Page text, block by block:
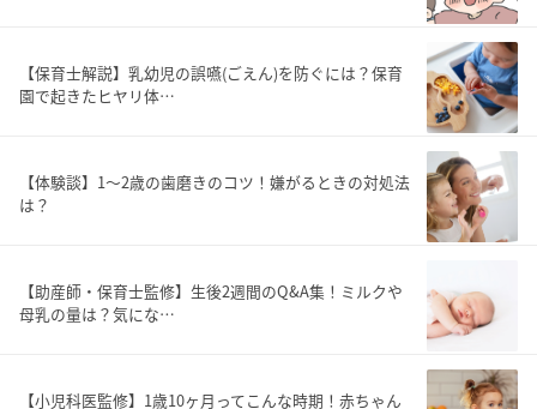
【保育士解説】乳幼児の誤嚥(ごえん)を防ぐには？保育
園で起きたヒヤリ体…
【体験談】1～2歳の歯磨きのコツ！嫌がるときの対処法
は？
【助産師・保育士監修】生後2週間のQ&A集！ミルクや
母乳の量は？気にな…
【小児科医監修】1歳10ヶ月ってこんな時期！赤ちゃん